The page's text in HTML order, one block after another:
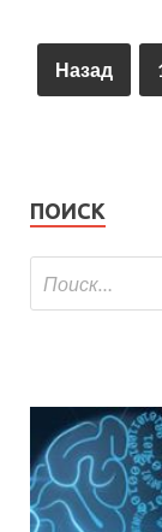
Назад
ПОИСК